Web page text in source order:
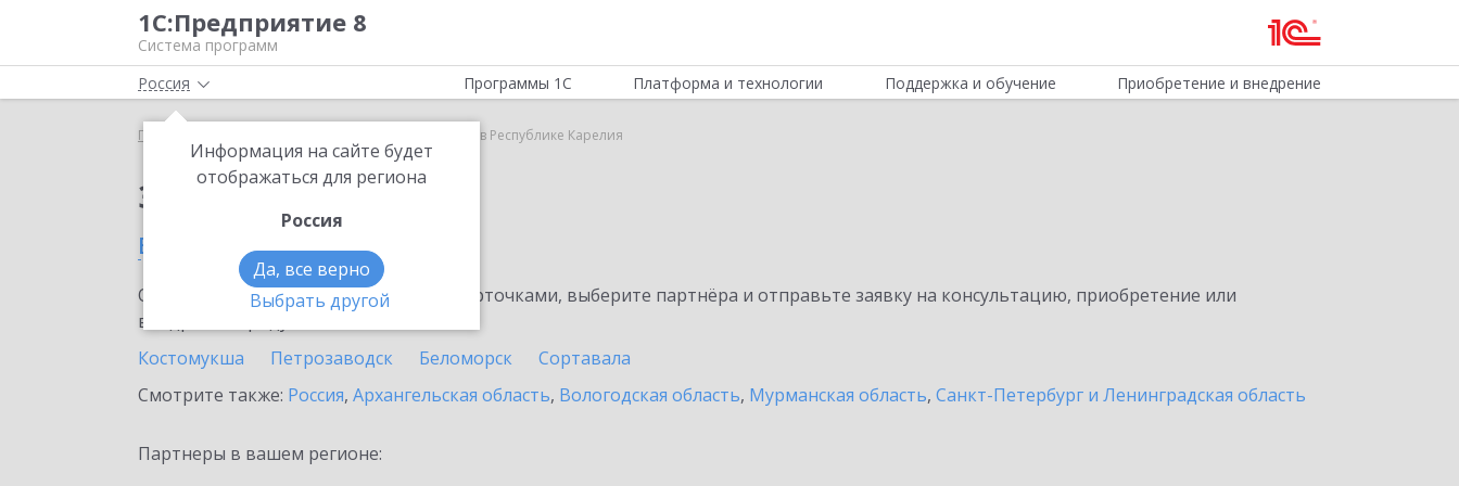
1С:Предприятие 8
Система программ
Россия
Информация на сайте будет
отображаться для региона
Россия
Да, все верно
Выбрать другой
Программы 1С Платформа и технологии Поддержка и обучение Приобретение и внедрение
Главная 1С:Курьер в Республике Карелия
Заказать 1С:Курьер
в Республике Карелия
Ознакомьтесь с информационными карточками, выберите партнёра и отправьте заявку на консультацию, приобретение или
внедрение продукта.
Костомукша
Петрозаводск Беломорск
Сортавала
Смотрите также: Россия, Архангельская область, Вологодская область, Мурманская область, Санкт-Петербург и Ленинградская область
Партнеры в вашем регионе: